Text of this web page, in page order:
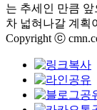
는 추세인 만큼
차 넓혀나갈 계획
Copyright ⓒ